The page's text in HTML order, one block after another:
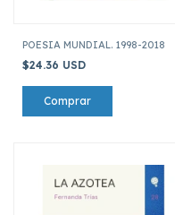
POESIA MUNDIAL. 1998-2018
$24.36 USD